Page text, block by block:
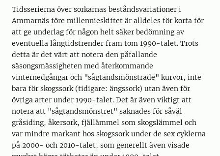
Tidsserierna över sorkarnas beståndsvariationer i
Ammarnäs före millennieskiftet är alldeles för korta för
att ge underlag för någon helt säker bedömning av
eventuella långtidstrender fram tom 1990-talet. Trots
detta är det värt att notera den påfallande
säsongsmässigheten med återkommande
vinternedgångar och "sågtandsmönstrade" kurvor, inte
bara för skogssork (tidigare: ängssork) utan även för
övriga arter under 1990-talet. Det är även viktigt att
notera att "sågtandsmönstret" saknades för såväl
gråsiding, åkersork, fjällämmel som skogslämmel och
var mindre markant hos skogssork under de sex cyklerna
på 2000- och 2010-talet, som generellt även visade